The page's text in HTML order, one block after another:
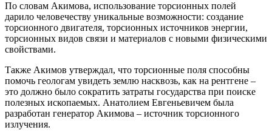
По словам Акимова, использование торсионных полей
дарило человечеству уникальные возможности: создание
торсионного двигателя, торсионных источников энергии,
торсионных видов связи и материалов с новыми физическими
свойствами.
Также Акимов утверждал, что торсионные поля способны
помочь геологам увидеть землю насквозь, как на рентгене –
это должно было сократить затраты государства при поиске
полезных ископаемых. Анатолием Евгеньевичем была
разработан генератор Акимова – источник торсионного
излучения.